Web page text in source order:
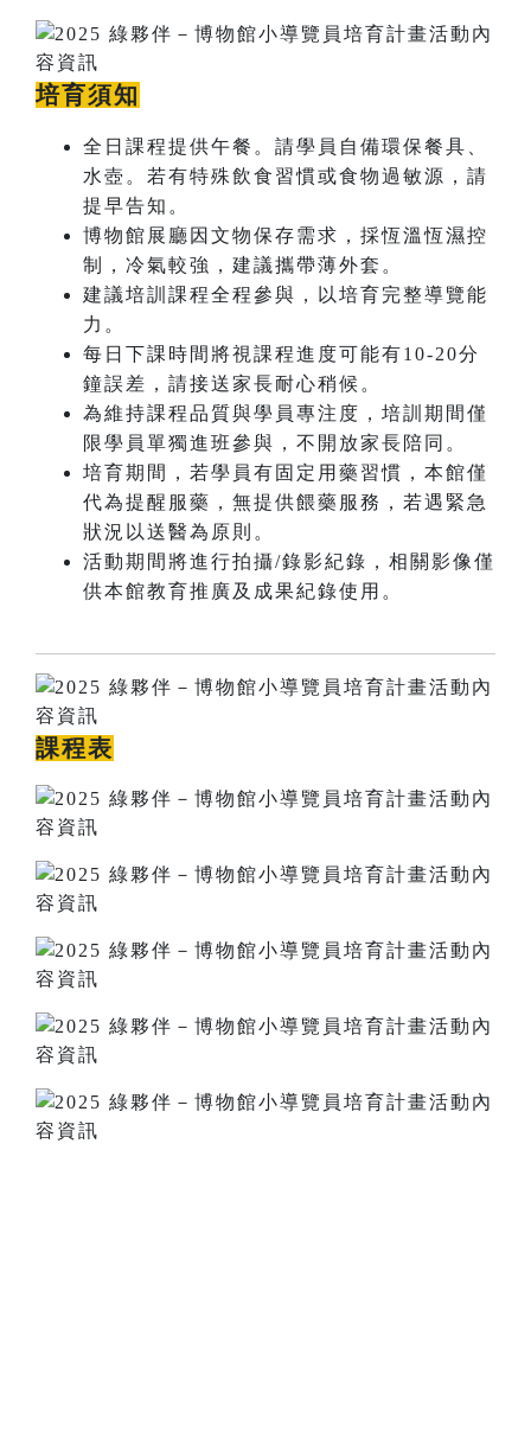
培育須知
全日課程提供午餐。請學員自備環保餐具、
水壺。若有特殊飲食習慣或食物過敏源，請
提早告知。
博物館展廳因文物保存需求，採恆溫恆濕控
制，冷氣較強，建議攜帶薄外套。
建議培訓課程全程參與，以培育完整導覽能
力。
每日下課時間將視課程進度可能有10-20分
鐘誤差，請接送家長耐心稍候。
為維持課程品質與學員專注度，培訓期間僅
限學員單獨進班參與，不開放家長陪同。
培育期間，若學員有固定用藥習慣，本館僅
代為提醒服藥，無提供餵藥服務，若遇緊急
狀況以送醫為原則。
活動期間將進行拍攝/錄影紀錄，相關影像僅
供本館教育推廣及成果紀錄使用。
課程表